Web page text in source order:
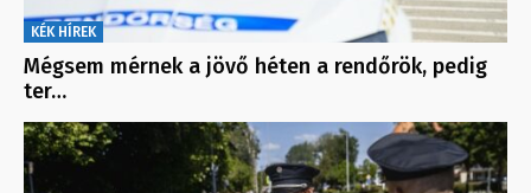
KÉK HÍREK
Mégsem mérnek a jövő héten a rendőrök, pedig
ter…